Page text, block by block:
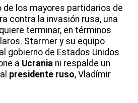
de los mayores partidarios de
contra la invasión rusa, una
quiere terminar, en términos
Starmer y su equipo
gobierno de Estados Unidos
a Ucrania ni respalde un
presidente ruso, Vladímir